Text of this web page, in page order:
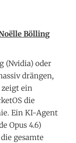
Bölling
(Nvidia) oder
drängen,
zeigt ein
die
Ein KI-Agent
Opus 4.6)
gesamte